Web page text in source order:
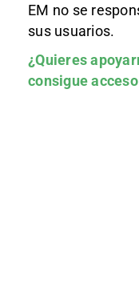
EM no se
sus usuarios.
¿Quieres
consigue